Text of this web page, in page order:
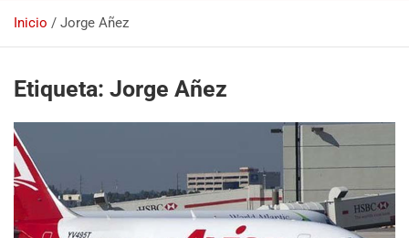
Inicio Jorge Añez
Etiqueta: Jorge Añez